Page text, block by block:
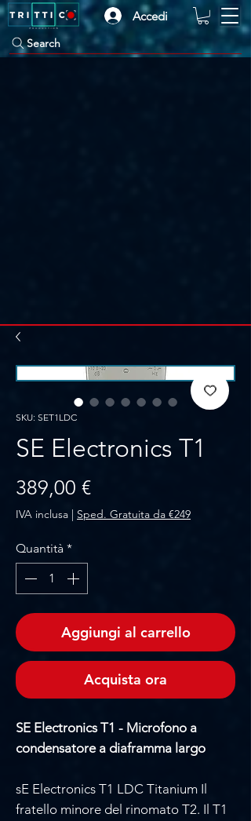
Accedi
Search
SKU: SET1LDC
SE Electronics T1
389,00 €Prezzo
IVA inclusa | Sped. Gratuita da €249
Quantità *
Aggiungi al carrello
Acquista ora
SE Electronics T1 - Microfono a
condensatore a diaframma largo
sE Electronics T1 LDC Titanium Il
fratello minore del rinomato T2. Il T1